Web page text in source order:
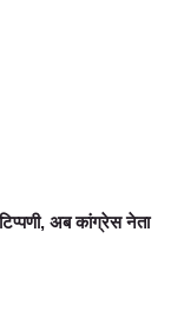
अब कांग्रेस नेता